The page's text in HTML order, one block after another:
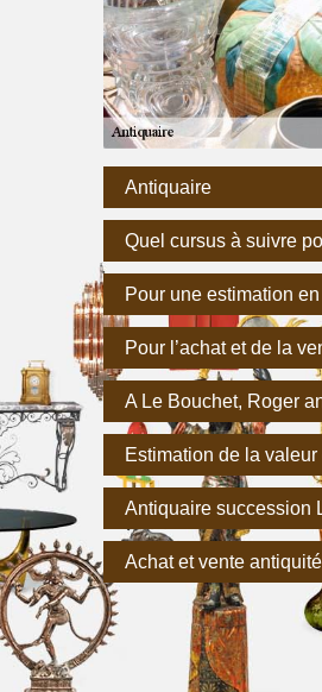
Antiquaire
Quel cursus à suivre
Pour une estimation
Pour l’achat et de la
A Le Bouchet, Roger
Estimation de la
Antiquaire succession
Achat et vente antiquité